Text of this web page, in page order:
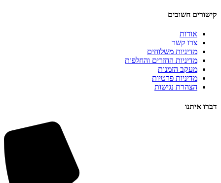
קישורים חשובים
אודות
צרו קשר
מדיניות משלוחים
מדיניות החזרים והחלפות
מעקב הזמנות
מדיניות פרטיות
הצהרת נגישות
דברו איתנו